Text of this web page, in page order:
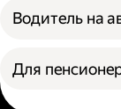
Водитель на
Для